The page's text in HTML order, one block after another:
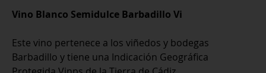
Cool
Vino Blanco Semidulce Barbadillo Vi
Este vino pertenece a los viñedos y bodegas
Barbadillo y tiene una Indicación Geográfica